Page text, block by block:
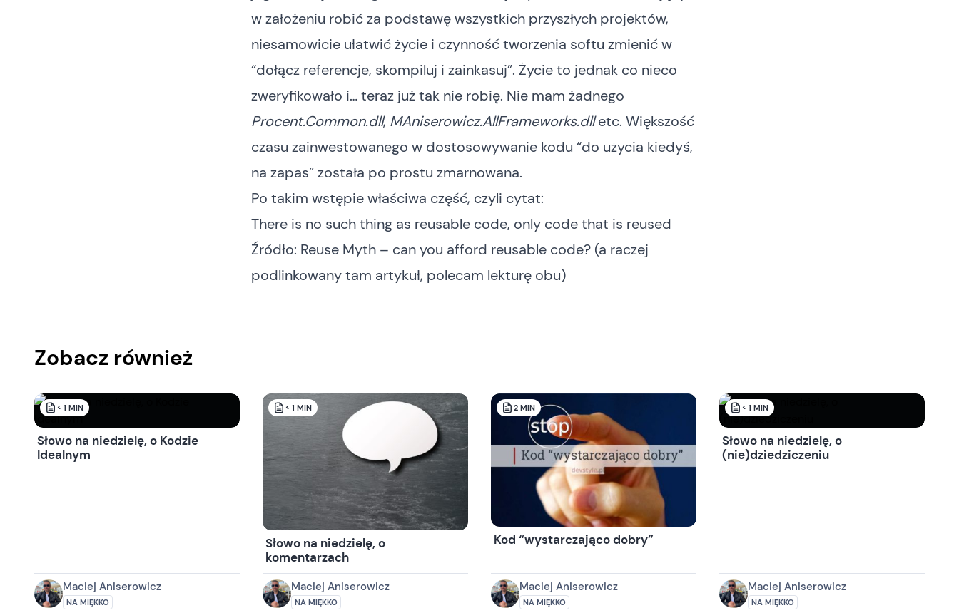
w założeniu robić za podstawę wszystkich przyszłych projektów,
niesamowicie ułatwić życie i czynność tworzenia softu zmienić w
“dołącz referencje, skompiluj i zainkasuj”. Życie to jednak co nieco
zweryfikowało i… teraz już tak nie robię. Nie mam żadnego
Procent.Common.dll, MAniserowicz.AllFrameworks.dlletc. Większość
czasu zainwestowanego w dostosowywanie kodu “do użycia kiedyś,
na zapas” została po prostu zmarnowana.
Po takim wstępie właściwa część, czyli cytat:
There is no such thing as reusable code, only code that is reused
Źródło: Reuse Myth – can you afford reusable code? (a raczej
podlinkowany tam artykuł, polecam lekturę obu)
Zobacz również
< 1 MIN
Słowo na niedzielę, o Kodzie
Idealnym
Maciej Aniserowicz
NA MIĘKKO
< 1 MIN
Słowo na niedzielę, o
komentarzach
Maciej Aniserowicz
NA MIĘKKO
2 MIN
Kod “wystarczająco dobry”
Maciej Aniserowicz
NA MIĘKKO
< 1 MIN
Słowo na niedzielę, o
(nie)dziedziczeniu
Maciej Aniserowicz
NA MIĘKKO